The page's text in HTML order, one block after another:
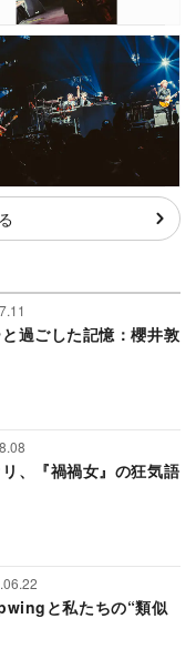
過ごした記憶：櫻井敦
、『禍禍女』の狂気語
と私たちの“類似